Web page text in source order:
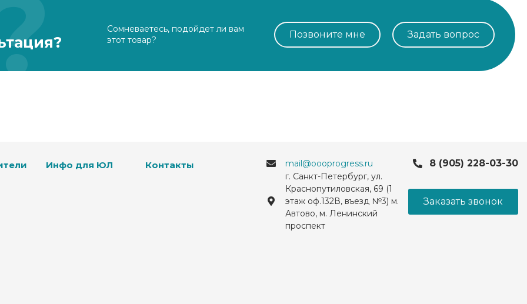
Сомневаетесь, подойдет ли вам
этот товар?
Позвоните мне Задать вопрос
Инфо для ЮЛ Контакты mail@oooprogress.ru 8 (905) 228-03-30
г. Санкт-Петербург, ул.
Краснопутиловская, 69 (1
этаж оф.132В, въезд №3) м.
Автово, м. Ленинский
проспект
Заказать звонок